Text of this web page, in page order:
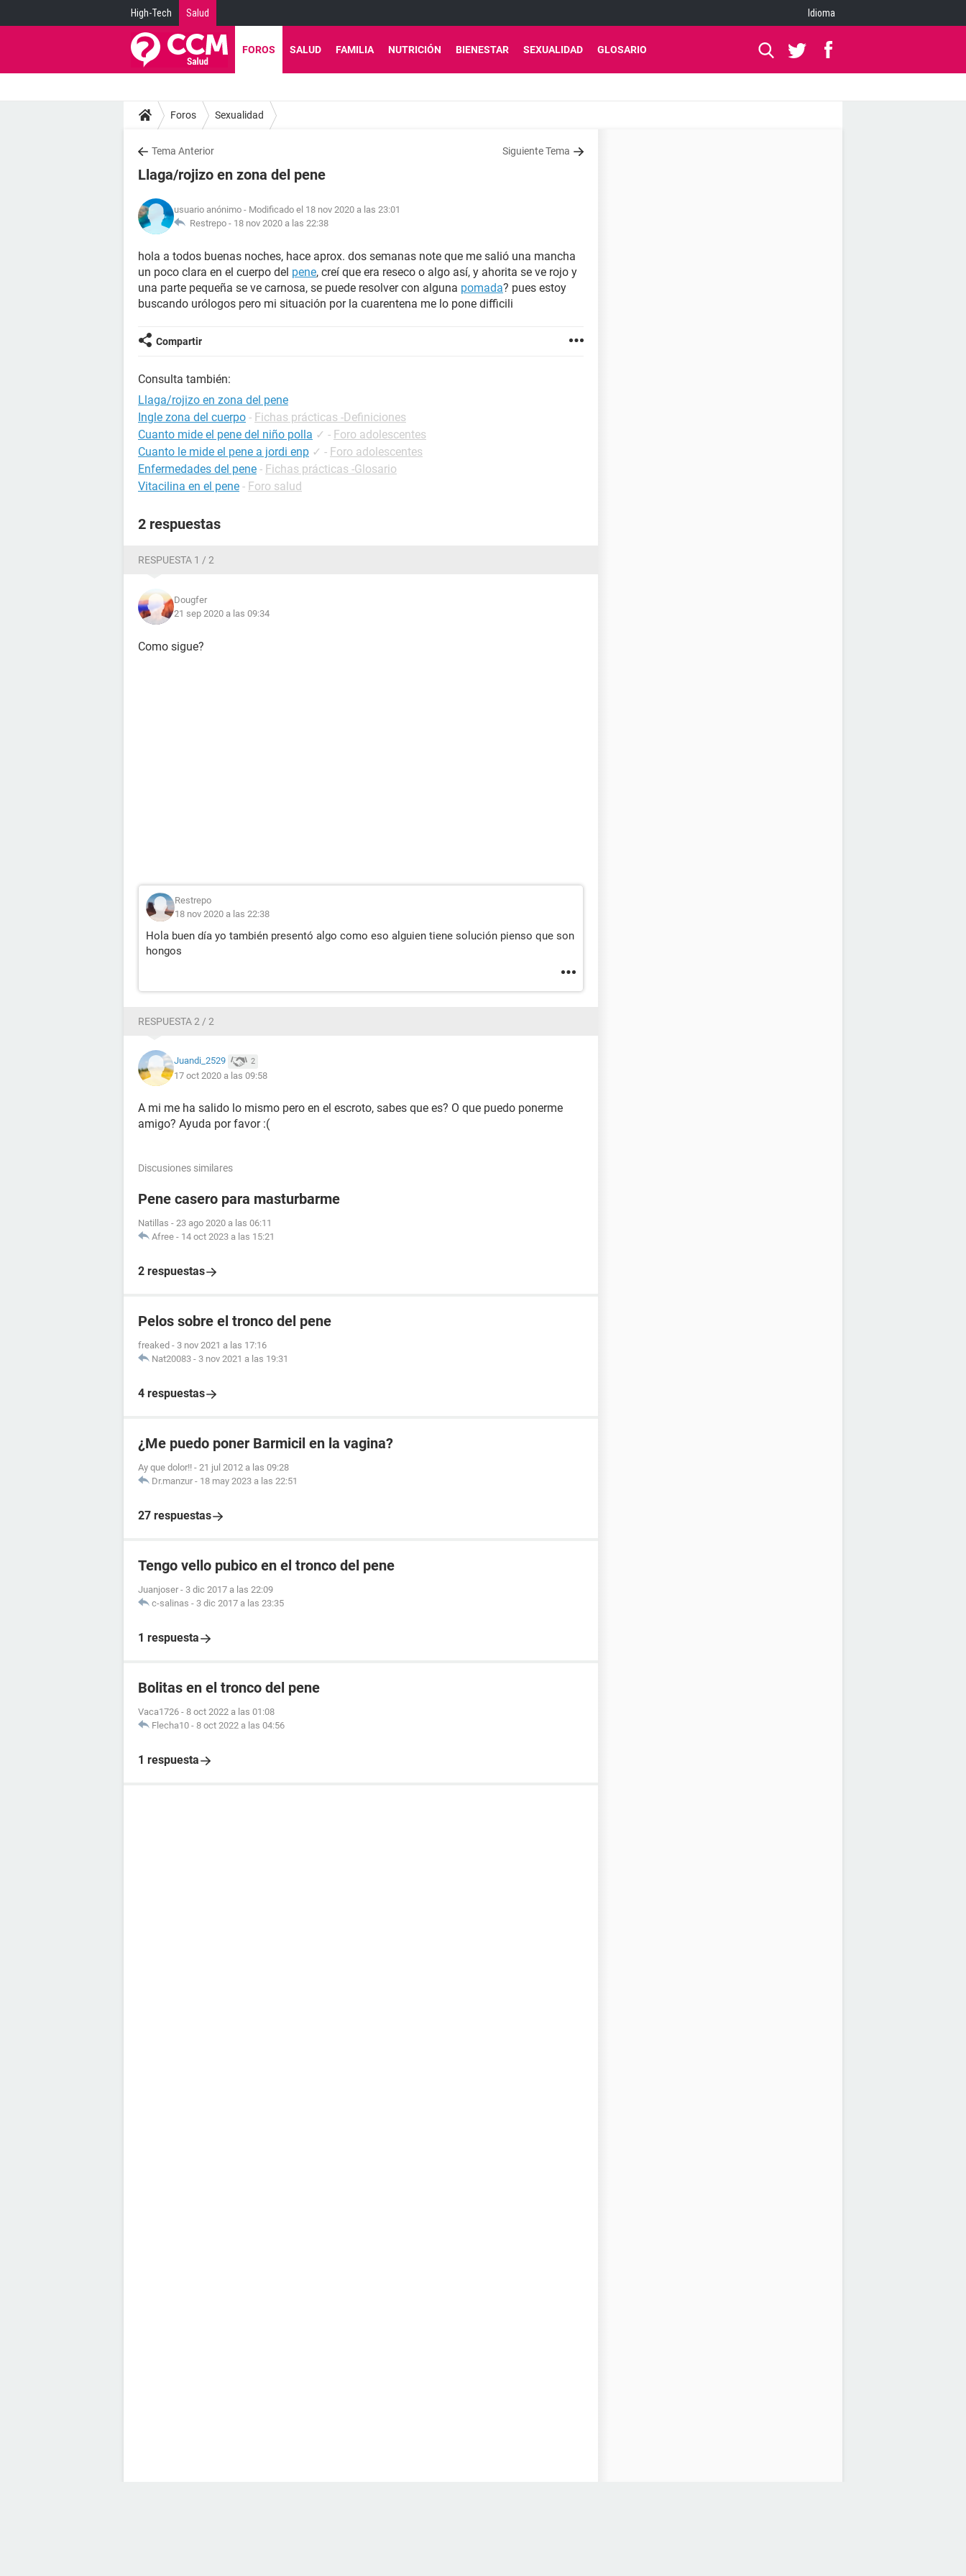
High-Tech Salud Idioma
FOROS SALUD FAMILIA NUTRICIÓN BIENESTAR SEXUALIDAD GLOSARIO
Foros Sexualidad
Tema Anterior Siguiente Tema
Llaga/rojizo en zona del pene
usuario anónimo - Modificado el 18 nov 2020 a las 23:01
Restrepo - 18 nov 2020 a las 22:38
hola a todos buenas noches, hace aprox. dos semanas note que me salió una mancha
un poco clara en el cuerpo del pene, creí que era reseco o algo así, y ahorita se ve rojo y
una parte pequeña se ve carnosa, se puede resolver con alguna pomada? pues estoy
buscando urólogos pero mi situación por la cuarentena me lo pone difficili
Compartir
Consulta también:
Llaga/rojizo en zona del pene
Ingle zona del cuerpo - Fichas prácticas -Definiciones
Cuanto mide el pene del niño polla ✓ - Foro adolescentes
Cuanto le mide el pene a jordi enp ✓ - Foro adolescentes
Enfermedades del pene - Fichas prácticas -Glosario
Vitacilina en el pene - Foro salud
2 respuestas
RESPUESTA 1 / 2
Dougfer
21 sep 2020 a las 09:34
Como sigue?
Restrepo
18 nov 2020 a las 22:38
Hola buen día yo también presentó algo como eso alguien tiene solución pienso que son
hongos
RESPUESTA 2 / 2
Juandi_2529 2
17 oct 2020 a las 09:58
A mi me ha salido lo mismo pero en el escroto, sabes que es? O que puedo ponerme
amigo? Ayuda por favor :(
Discusiones similares
Pene casero para masturbarme
Natillas - 23 ago 2020 a las 06:11
Afree - 14 oct 2023 a las 15:21
2 respuestas
Pelos sobre el tronco del pene
freaked - 3 nov 2021 a las 17:16
Nat20083 - 3 nov 2021 a las 19:31
4 respuestas
¿Me puedo poner Barmicil en la vagina?
Ay que dolor!! - 21 jul 2012 a las 09:28
Dr.manzur - 18 may 2023 a las 22:51
27 respuestas
Tengo vello pubico en el tronco del pene
Juanjoser - 3 dic 2017 a las 22:09
c-salinas - 3 dic 2017 a las 23:35
1 respuesta
Bolitas en el tronco del pene
Vaca1726 - 8 oct 2022 a las 01:08
Flecha10 - 8 oct 2022 a las 04:56
1 respuesta